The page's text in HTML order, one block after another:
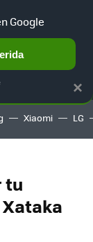
TERRITORIO
Xiaomi LG
tu
×
Google